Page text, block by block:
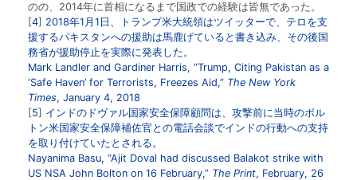
のの、2014年に首相になるまで国政での経験は皆無であった。
4
2018年1月1日、トランプ米大統領はツイッターで、テロを支
援するパキスタンへの援助は馬鹿げていると書き込み、その後国
務省が援助停止を実際に発表した。
Mark Landler and Gardiner Harris, “Trump, Citing Pakistan as a
‘Safe Haven’ for Terrorists, Freezes Aid,” The New York
Times, January 4, 2018
5
インドのドヴァル国家安全保障顧問は、攻撃前に当時のボル
トン米国家安全保障補佐官との電話会談でインドの行動への支持
を取り付けていたとされる。
Nayanima Basu, “Ajit Doval had discussed Balakot strike with
US NSA John Bolton on 16 February,” The Print, February, 26